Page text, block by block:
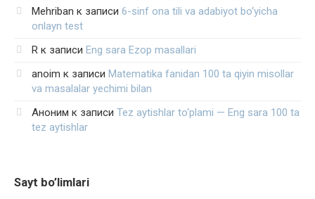
Mehriban к записи 6-sinf ona tili va adabiyot bo‘yicha
onlayn test
R к записи Eng sara Ezop masallari
anoim к записи Matematika fanidan 100 ta qiyin misollar
va masalalar yechimi bilan
Аноним к записи Tez aytishlar to‘plami — Eng sara 100 ta
tez aytishlar
Sayt bo’limlari